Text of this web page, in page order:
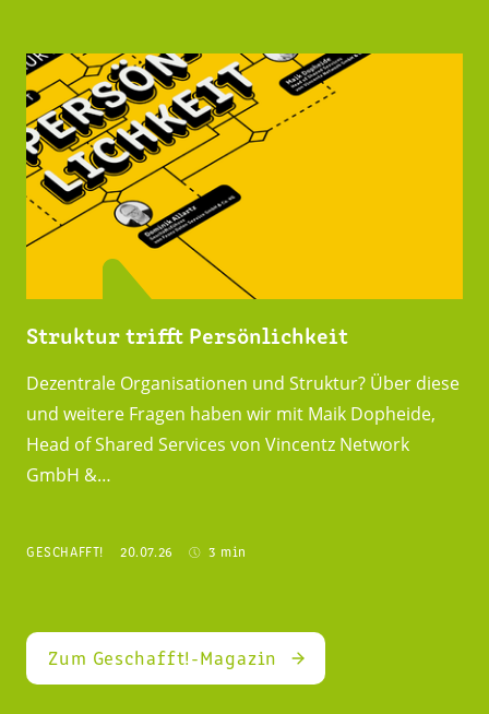
Struktur trifft Persönlichkeit
Dezentrale Organisationen und Struktur? Über diese
und weitere Fragen haben wir mit Maik Dopheide,
Head of Shared Services von Vincentz Network
GmbH &…
GESCHAFFT! 20.07.26 3 min
Zum Geschafft!-Magazin